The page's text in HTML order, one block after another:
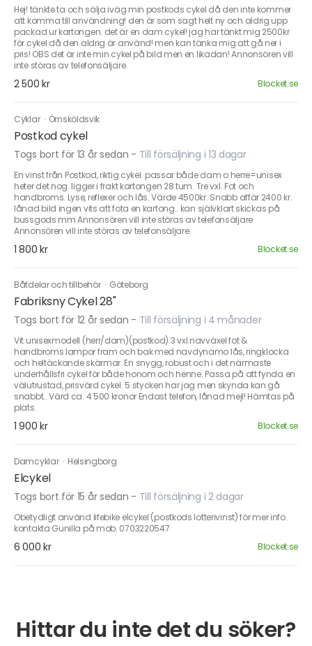
Hej! tänkte ta och sälja iväg min postkods cykel då den inte kommer
att komma till användning! den är som sagt helt ny och aldrig upp
packad ur kartongen. det är en dam cykel! jag har tänkt mig 2500kr
för cykel då den aldrig är använd! men kan tänka mig att gå ner i
pris! OBS det är inte min cykel på bild men en likadan! Annonsören vill
inte störas av telefonsäljare.
2 500 kr Blocket.se
Cyklar · Örnsköldsvik
Postkod cykel
Togs bort för 13 år sedan - Till försäljning i 13 dagar
En vinst från Postkod, riktig cykel. passar både dam o herre=unisex
heter det nog. ligger i frakt kartongen 28 tum. Tre vxl. Fot och
handbroms. Lyse, reflexer och lås. Värde 4500kr. Snabb affär 2400 kr.
lånad bild ingen vits att fota en kartong.. kan självklart skickas på
bussgods mm Annonsören vill inte störas av telefonsäljare
Annonsören vill inte störas av telefonsäljare.
1 800 kr Blocket.se
Båtdelar och tillbehör · Göteborg
Fabriksny Cykel 28"
Togs bort för 12 år sedan - Till försäljning i 4 månader
Vit unisexmodell (herr/dam)(postkod) 3 vxl.navväxel fot &
handbroms lampor fram och bak med navdynamo lås, ringklocka
och heltäckande skärmar. En snygg, robust och i det närmaste
underhållsfri cykel för både honom och henne. Passa på att fynda en
välutrustad, prisvärd cykel. 5 stycken har jag men skynda kan gå
snabbt.. Värd ca. 4 500 kronor Endast telefon, lånad mejl! Hämtas på
plats.
1 900 kr Blocket.se
Damcyklar · Helsingborg
Elcykel
Togs bort för 15 år sedan - Till försäljning i 2 dagar
Obetydligt använd lifebike elcykel (postkods lotterivinst) för mer info.
kontakta Gunilla på mob. 0703220547
6 000 kr Blocket.se
Hittar du inte det du söker?